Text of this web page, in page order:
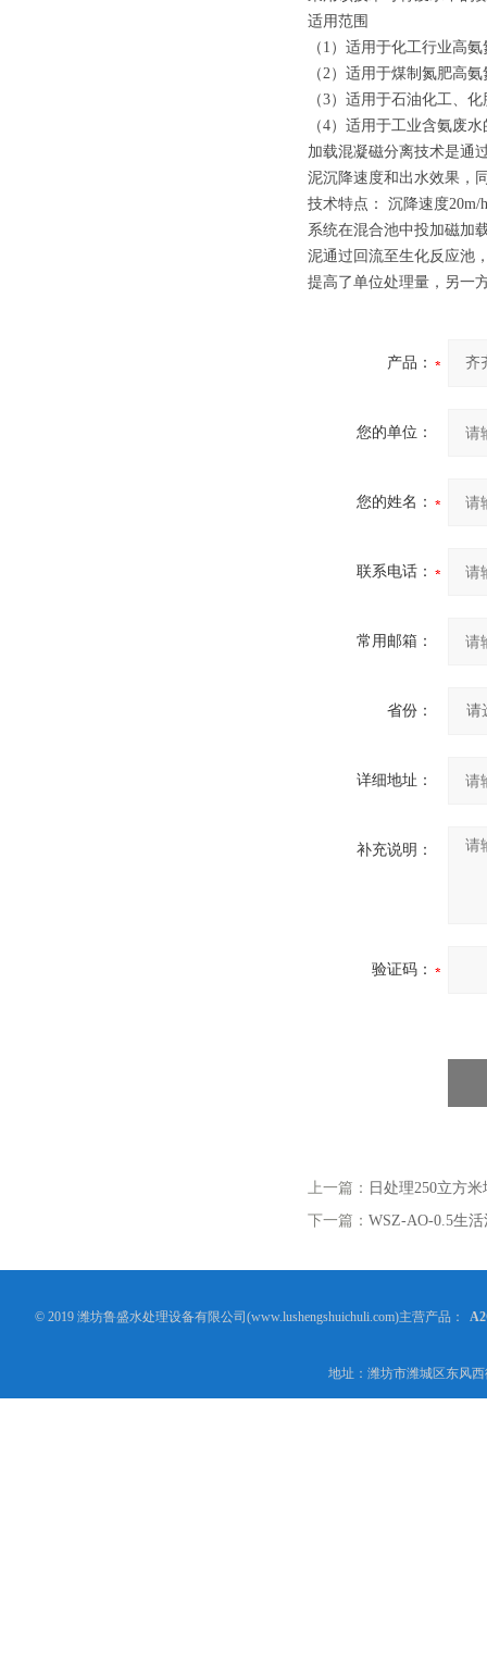
适用范围
（1）适用于化工行业高
（2）适用于煤制氮肥高
（3）适用于石油化工、
（4）适用于工业含氨废
加载混凝磁分离技术是通
泥沉降速度和出水效果，
技术特点： 沉降速度20m/
系统在混合池中投加磁加
泥通过回流至生化反应池
提高了单位处理量，另一
产品：
您的单位：
您的姓名：
联系电话：
常用邮箱：
省份：
详细地址：
补充说明：
验证码：
上一篇： 日处理250立方
下一篇： WSZ-AO-0.5生
© 2019 潍坊鲁盛水处理设备有限公司(www.lushengshuichuli.com)主营产品：
地址：潍坊市潍城区东风